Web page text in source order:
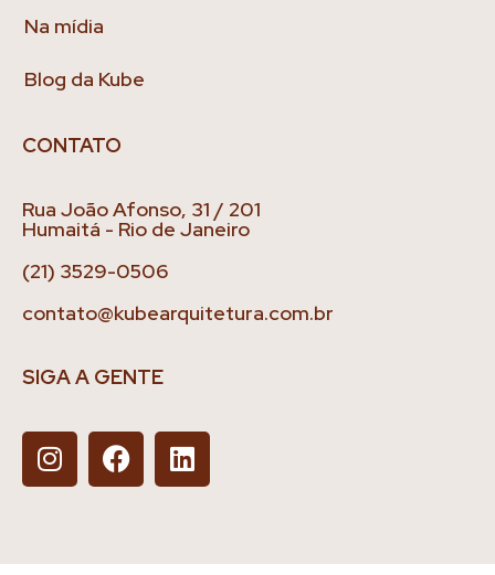
Na mídia
Blog da Kube
CONTATO
Rua João Afonso, 31 / 201
Humaitá - Rio de Janeiro
(21) 3529-0506
contato@kubearquitetura.com.br
SIGA A GENTE